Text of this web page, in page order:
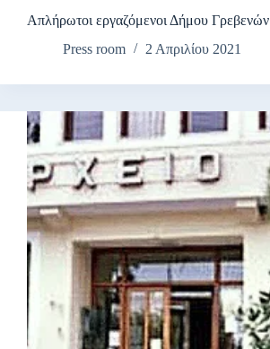
Απλήρωτοι εργαζόμενοι Δήμου Γρεβενών
Press room
2 Απριλίου 2021